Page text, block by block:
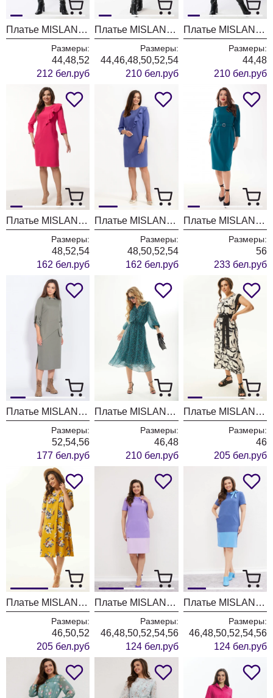
Платье MISLANA WOMEN 1495 черная клетка
Размеры:
44,48,52
212 бел.руб
Платье MISLANA WOMEN 971 зелено/синий
Размеры:
44,46,48,50,52,54
210 бел.руб
Платье MISLANA WOMEN 970 синий
Размеры:
44,48
210 бел.руб
Платье MISLANA WOMEN А802 фуксия
Размеры:
48,52,54
162 бел.руб
Платье MISLANA WOMEN А802 синий
Размеры:
48,50,52,54
162 бел.руб
Платье MISLANA WOMEN A1009 бирюза
Размеры:
56
233 бел.руб
Платье MISLANA WOMEN А862 олива
Размеры:
52,54,56
177 бел.руб
Платье MISLANA WOMEN 970
Размеры:
46,48
210 бел.руб
Платье MISLANA WOMEN А954
Размеры:
46
205 бел.руб
Платье MISLANA WOMEN А949/1
Размеры:
46,50,52
205 бел.руб
Платье MISLANA WOMEN 417/1
Размеры:
46,48,50,52,54,56
124 бел.руб
Платье MISLANA WOMEN 417
Размеры:
46,48,50,52,54,56
124 бел.руб